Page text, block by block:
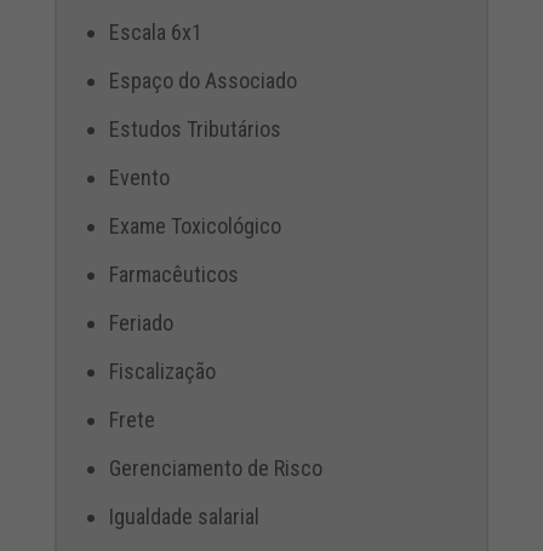
Escala 6x1
Espaço do Associado
Estudos Tributários
Evento
Exame Toxicológico
Farmacêuticos
Feriado
Fiscalização
Frete
Gerenciamento de Risco
Igualdade salarial